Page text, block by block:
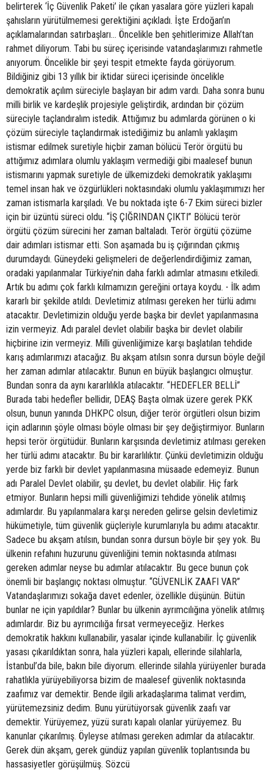
belirterek ‘İç Güvenlik Paketi’ ile çıkan yasalara göre yüzleri kapalı
şahısların yürütülmemesi gerektiğini açıkladı. İşte Erdoğan’ın
açıklamalarından satırbaşları… Öncelikle ben şehitlerimize Allah’tan
rahmet diliyorum. Tabi bu süreç içerisinde vatandaşlarımızı rahmetle
anıyorum. Öncelikle bir şeyi tespit etmekte fayda görüyorum.
Bildiğiniz gibi 13 yıllık bir iktidar süreci içerisinde öncelikle
demokratik açılım süreciyle başlayan bir adım vardı. Daha sonra bunu
milli birlik ve kardeşlik projesiyle geliştirdik, ardından bir çözüm
süreciyle taçlandıralım istedik. Attığımız bu adımlarda görünen o ki
çözüm süreciyle taçlandırmak istediğimiz bu anlamlı yaklaşım
istismar edilmek suretiyle hiçbir zaman bölücü Terör örgütü bu
attığımız adımlara olumlu yaklaşım vermediği gibi maalesef bunun
istismarını yapmak suretiyle de ülkemizdeki demokratik yaklaşımı
temel insan hak ve özgürlükleri noktasındaki olumlu yaklaşımımızı her
zaman istismarla karşıladı. Ve bu noktada işte 6-7 Ekim süreci bizler
için bir üzüntü süreci oldu. “İŞ ÇIĞRINDAN ÇIKTI” Bölücü terör
örgütü çözüm sürecini her zaman baltaladı. Terör örgütü çözüme
dair adımları istismar etti. Son aşamada bu iş çığırından çıkmış
durumdaydı. Güneydeki gelişmeleri de değerlendirdiğimiz zaman,
oradaki yapılanmalar Türkiye’nin daha farklı adımlar atmasını etkiledi.
Artık bu adımı çok farklı kılmamızın gereğini ortaya koydu. - İlk adım
kararlı bir şekilde atıldı. Devletimiz atılması gereken her türlü adımı
atacaktır. Devletimizin olduğu yerde başka bir devlet yapılanmasına
izin vermeyiz. Adı paralel devlet olabilir başka bir devlet olabilir
hiçbirine izin vermeyiz. Milli güvenliğimize karşı başlatılan tehdide
karış adımlarımızı atacağız. Bu akşam atılsın sonra dursun böyle değil
her zaman adımlar atılacaktır. Bunun en büyük başlangıcı olmuştur.
Bundan sonra da aynı kararlılıkla atılacaktır. “HEDEFLER BELLİ”
Burada tabi hedefler bellidir, DEAŞ Başta olmak üzere gerek PKK
olsun, bunun yanında DHKPC olsun, diğer terör örgütleri olsun bizim
için adlarının şöyle olması böyle olması bir şey değiştirmiyor. Bunların
hepsi terör örgütüdür. Bunların karşısında devletimiz atılması gereken
her türlü adımı atacaktır. Bu bir kararlılıktır. Çünkü devletimizin olduğu
yerde biz farklı bir devlet yapılanmasına müsaade edemeyiz. Bunun
adı Paralel Devlet olabilir, şu devlet, bu devlet olabilir. Hiç fark
etmiyor. Bunların hepsi milli güvenliğimizi tehdide yönelik atılmış
adımlardır. Bu yapılanmalara karşı nereden gelirse gelsin devletimiz
hükümetiyle, tüm güvenlik güçleriyle kurumlarıyla bu adımı atacaktır.
Sadece bu akşam atılsın, bundan sonra dursun böyle bir şey yok. Bu
ülkenin refahını huzurunu güvenliğini temin noktasında atılması
gereken adımlar neyse bu adımlar atılacaktır. Bu gece bunun çok
önemli bir başlangıç noktası olmuştur. “GÜVENLİK ZAAFI VAR”
Vatandaşlarımızı sokağa davet edenler, özellikle düşünün. Bütün
bunlar ne için yapıldılar? Bunlar bu ülkenin ayrımcılığına yönelik atılmış
adımlardır. Biz bu ayrımcılığa fırsat vermeyeceğiz. Herkes
demokratik hakkını kullanabilir, yasalar içinde kullanabilir. İç güvenlik
yasası çıkarıldıktan sonra, hala yüzleri kapalı, ellerinde silahlarla,
İstanbul’da bile, bakın bile diyorum. ellerinde silahla yürüyenler burada
rahatlıkla yürüyebiliyorsa bizim de maalesef güvenlik noktasında
zaafımız var demektir. Bende ilgili arkadaşlarıma talimat verdim,
yürütemezsiniz dedim. Bunu yürütüyorsak güvenlik zaafı var
demektir. Yürüyemez, yüzü suratı kapalı olanlar yürüyemez. Bu
kanunlar çıkarılmış. Öyleyse atılması gereken adımlar da atılacaktır.
Gerek dün akşam, gerek gündüz yapılan güvenlik toplantısında bu
hassasiyetler görüşülmüş. Sözcü